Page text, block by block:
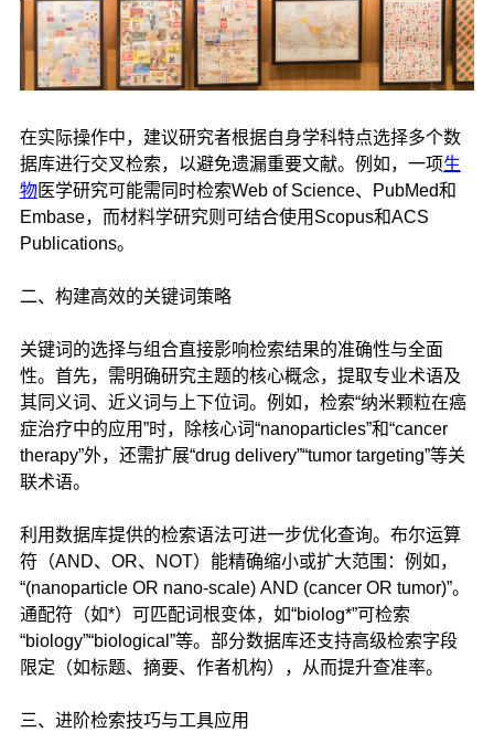
在实际操作中，建议研究者根据自身学科特点选择多个数
据库进行交叉检索，以避免遗漏重要文献。例如，一项生
物医学研究可能需同时检索Web of Science、PubMed和
Embase，而材料学研究则可结合使用Scopus和ACS
Publications。
二、构建高效的关键词策略
关键词的选择与组合直接影响检索结果的准确性与全面
性。首先，需明确研究主题的核心概念，提取专业术语及
其同义词、近义词与上下位词。例如，检索“纳米颗粒在癌
症治疗中的应用”时，除核心词“nanoparticles”和“cancer
therapy”外，还需扩展“drug delivery”“tumor targeting”等关
联术语。
利用数据库提供的检索语法可进一步优化查询。布尔运算
符（AND、OR、NOT）能精确缩小或扩大范围：例如，
“(nanoparticle OR nano-scale) AND (cancer OR tumor)”。
通配符（如*）可匹配词根变体，如“biolog*”可检索
“biology”“biological”等。部分数据库还支持高级检索字段
限定（如标题、摘要、作者机构），从而提升查准率。
三、进阶检索技巧与工具应用